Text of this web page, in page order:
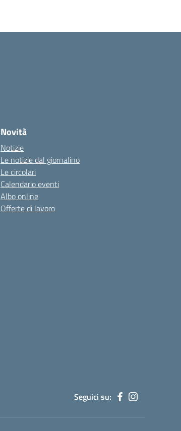
Novità
Notizie
Le notizie dal giornalino
Le circolari
Calendario eventi
Albo online
Offerte di lavoro
Seguici su: